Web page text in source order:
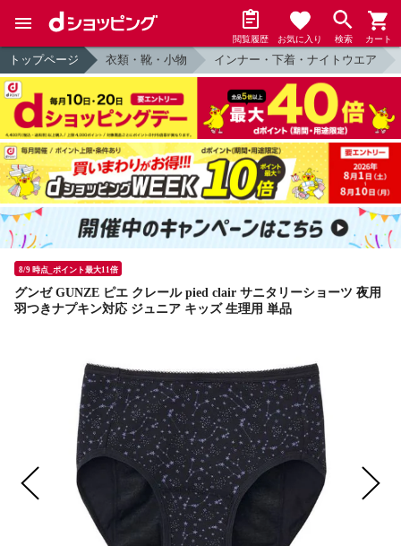
閲覧履歴 お気に入り 検索 カート
トップページ 衣類・靴・小物 インナー・下着・ナイトウエア
8/9 時点_ポイント最大11倍
グンゼ GUNZE ピエ クレール pied clair サニタリーショーツ 夜用
羽つきナプキン対応 ジュニア キッズ 生理用 単品